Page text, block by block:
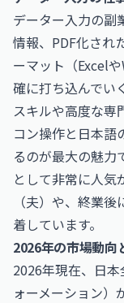
データー入力の副
情報、PDF化され
ーマット（Excel
確に打ち込んでい
スキルや高度な専
コン操作と日本語
るのが最大の魅力
として非常に人
（夫）や、終業
着しています。
2026年の市場動向
2026年現在、日
ォーメーション）